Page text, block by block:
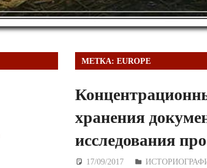
МЕТКА:EUROPE
хранения
исследования
17/09/2017 Дежурный по